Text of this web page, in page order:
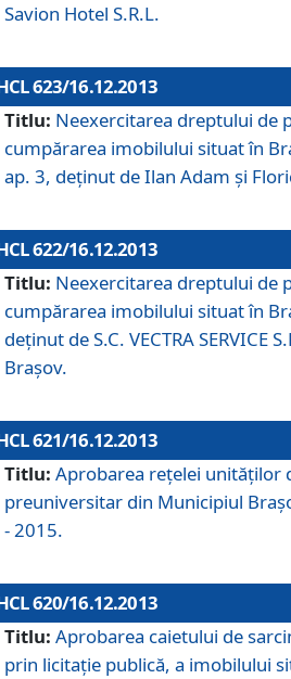
Savion Hotel S.R.L.
623/16.12.2013
Titlu: Neexercitarea dreptului de
cumpărarea imobilului situat în
ap. 3, deţinut de Ilan Adam şi
622/16.12.2013
Titlu: Neexercitarea dreptului de
cumpărarea imobilului situat în
deţinut de S.C. VECTRA SERVICE
Braşov.
621/16.12.2013
Titlu: Aprobarea reţelei unităţilor
preuniversitar din Municipiul
- 2015.
620/16.12.2013
Titlu: Aprobarea caietului de
prin licitaţie publică, a imobilului